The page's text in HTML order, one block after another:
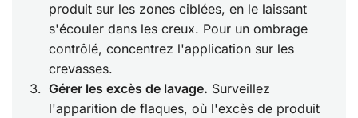
produit sur les zones ciblées, en le laissant
s'écouler dans les creux. Pour un ombrage
contrôlé, concentrez l'application sur les
crevasses.
Gérer les excès de lavage. Surveillez
l'apparition de flaques, où l'excès de produit